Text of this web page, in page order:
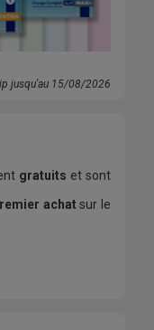
jusqu'au 15/08/2026
gratuits et sont
achatsur le